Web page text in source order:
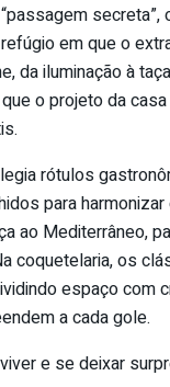
em que o
da iluminação à
o projeto da
rótulos
para
ao Mediterrâneo,
coquetelaria, os
espaço com
a cada gole.
e se deixar